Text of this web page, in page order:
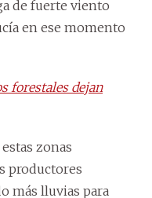
de fuerte viento
en ese momento
forestales dejan
zonas
productores
más lluvias para